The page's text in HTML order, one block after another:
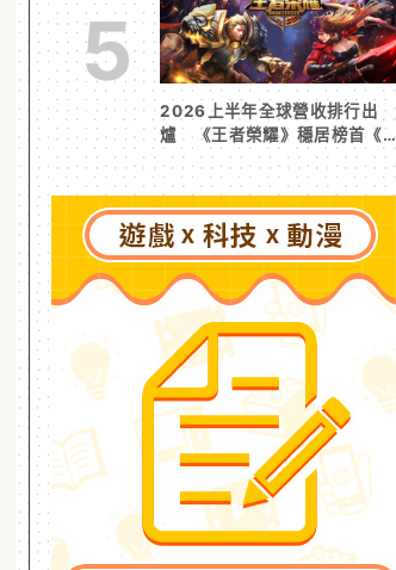
5
2026上半年全球營收排行出
爐 《王者榮耀》穩居榜首《寒
霜啟示錄》緊追在後！